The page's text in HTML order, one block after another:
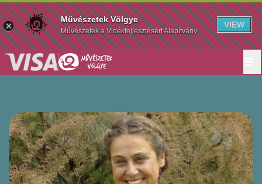
Művészetek Völgye
Művészetek a Vidékfejlesztésért Alapítvány
VIEW